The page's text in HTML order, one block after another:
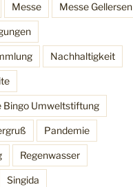
Messe Messe Gellersen
Nachhaltigkeit
Bingo Umweltstiftung
Pandemie
Regenwasser
Singida